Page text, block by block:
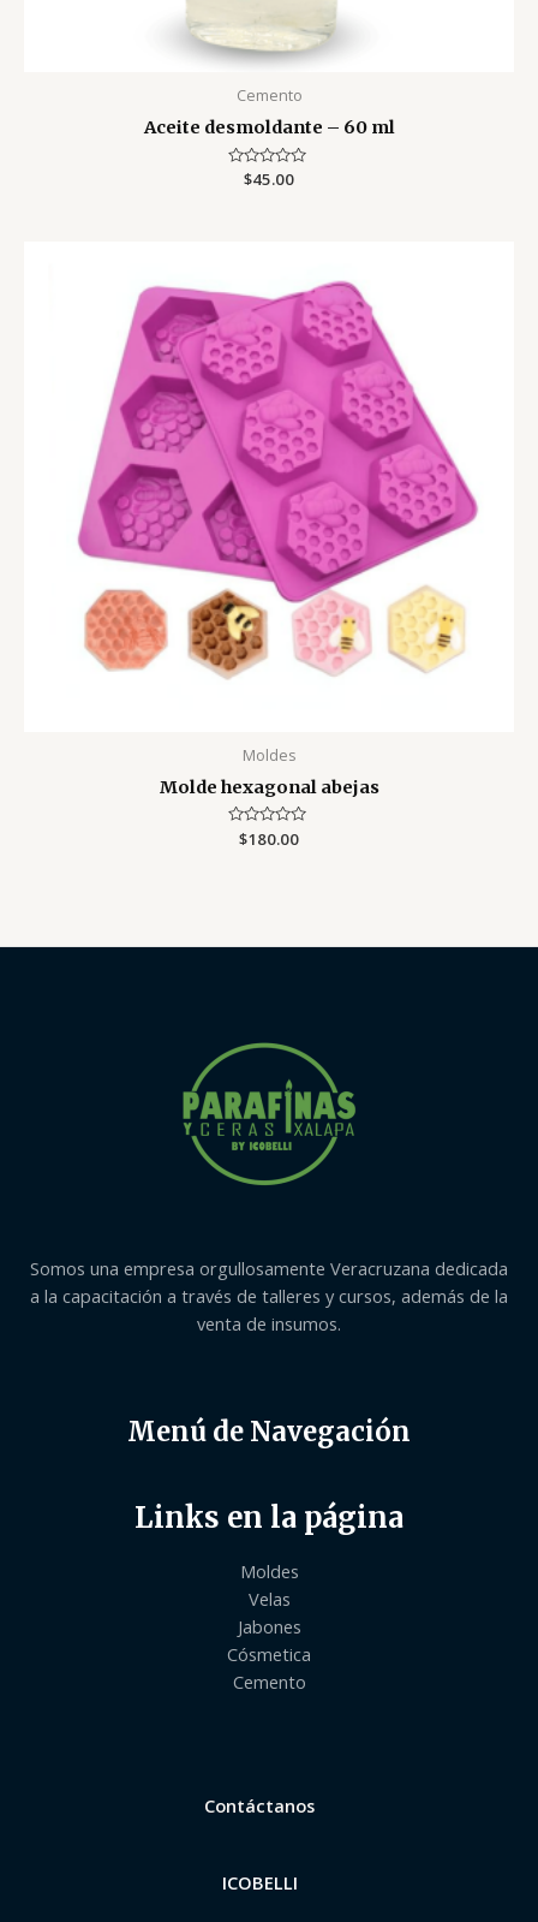
Cemento
Aceite desmoldante – 60 ml
Valorado
$45.00
Moldes
Molde hexagonal abejas
Valorado
$180.00
Somos una empresa orgullosamente Veracruzana dedicada
a la capacitación a través de talleres y cursos, además de la
venta de insumos.
Menú de Navegación
Links en la página
Moldes
Velas
Jabones
Cósmetica
Cemento
Contáctanos
ICOBELLI